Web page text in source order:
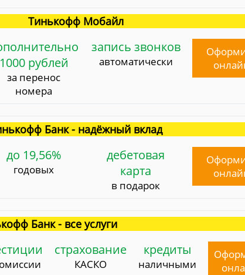
Тинькофф Мобайл
1000 рублей
за перенос
номера
запись звонков
автоматически
Банк - надёжный вклад
до 19,56%
годовых
дебетовая
карта
в подарок
Банк - все услуги
страхование
КАСКО
кредиты
наличными